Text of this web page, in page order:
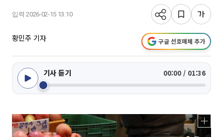
입력 2026-02-15 13:10
황민주 기자 구글 선호매체 추가
기사 듣기 00:00 / 01:36